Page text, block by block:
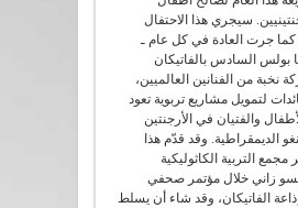
سيجري هذا الاحتفال
جرت العادة في كل عام ـ
بولس السادس بالفاتيكان
من الفنانين العالميين،
لتمويل مشاريع تربوية تعود
والفتيان في الأرجنتين
الديمقراطية. وقد قدّم هذا
التربية الكاثوليكية
زاني خلال مؤتمر صحفي
الفاتيكان، وقد شاء أن يسلط